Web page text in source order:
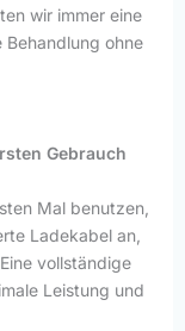
wir immer eine
ohne
Gebrauch
Mal benutzen,
Ladekabel an,
vollständige
Leistung und